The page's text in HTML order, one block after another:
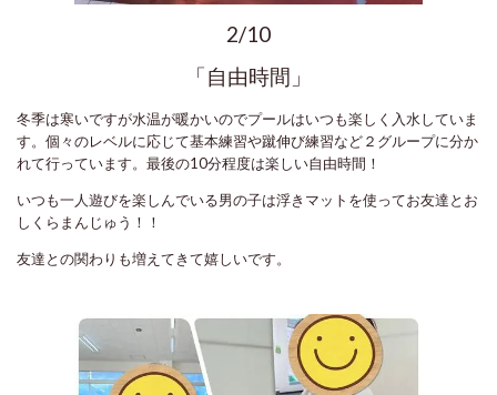
2/10
「自由時間」
冬季は寒いですが水温が暖かいのでプールはいつも楽しく入水していま
す。個々のレベルに応じて基本練習や蹴伸び練習など２グループに分か
れて行っています。最後の10分程度は楽しい自由時間！
いつも一人遊びを楽しんでいる男の子は浮きマットを使ってお友達とお
しくらまんじゅう！！
友達との関わりも増えてきて嬉しいです。